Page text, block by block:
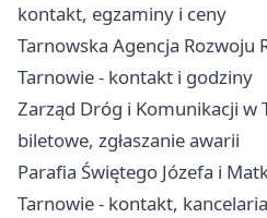
kontakt, egzaminy i ceny
Tarnowska Agencja Rozwoju
Tarnowie - kontakt i godziny
Zarząd Dróg i Komunikacji w
biletowe, zgłaszanie awarii
Parafia Świętego Józefa i
Tarnowie - kontakt,